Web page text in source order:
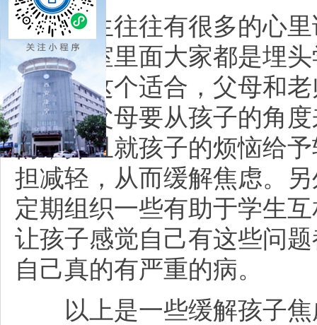
学生往往有很多的心里
时在教室里面大家都是埋
对象。这个适合，父母和
朋友，父母要从孩子的角
情，并且就孩子的烦恼给
担减轻，从而缓解焦虑。
定期组织一些有助于学生
让孩子感觉自己有这些问
自己真的有严重的病。
以上是一些缓解孩子焦